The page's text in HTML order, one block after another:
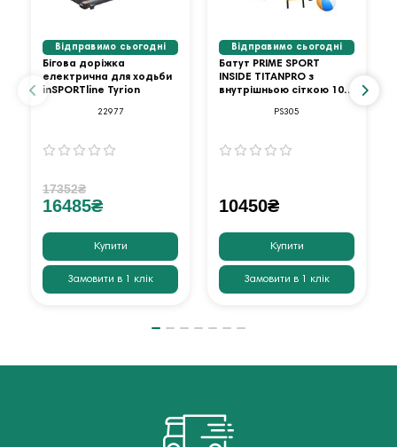
Відправимо сьогодні
Бігова доріжка
електрична для ходьби
inSPORTline Tyrion
22977
17352₴
16485₴
Купити
Замовити в 1 клік
Відправимо сьогодні
Батут PRIME SPORT
INSIDE TITANPRO з
внутрішньою сіткою 10
PS305
10450₴
Купити
Замовити в 1 клік